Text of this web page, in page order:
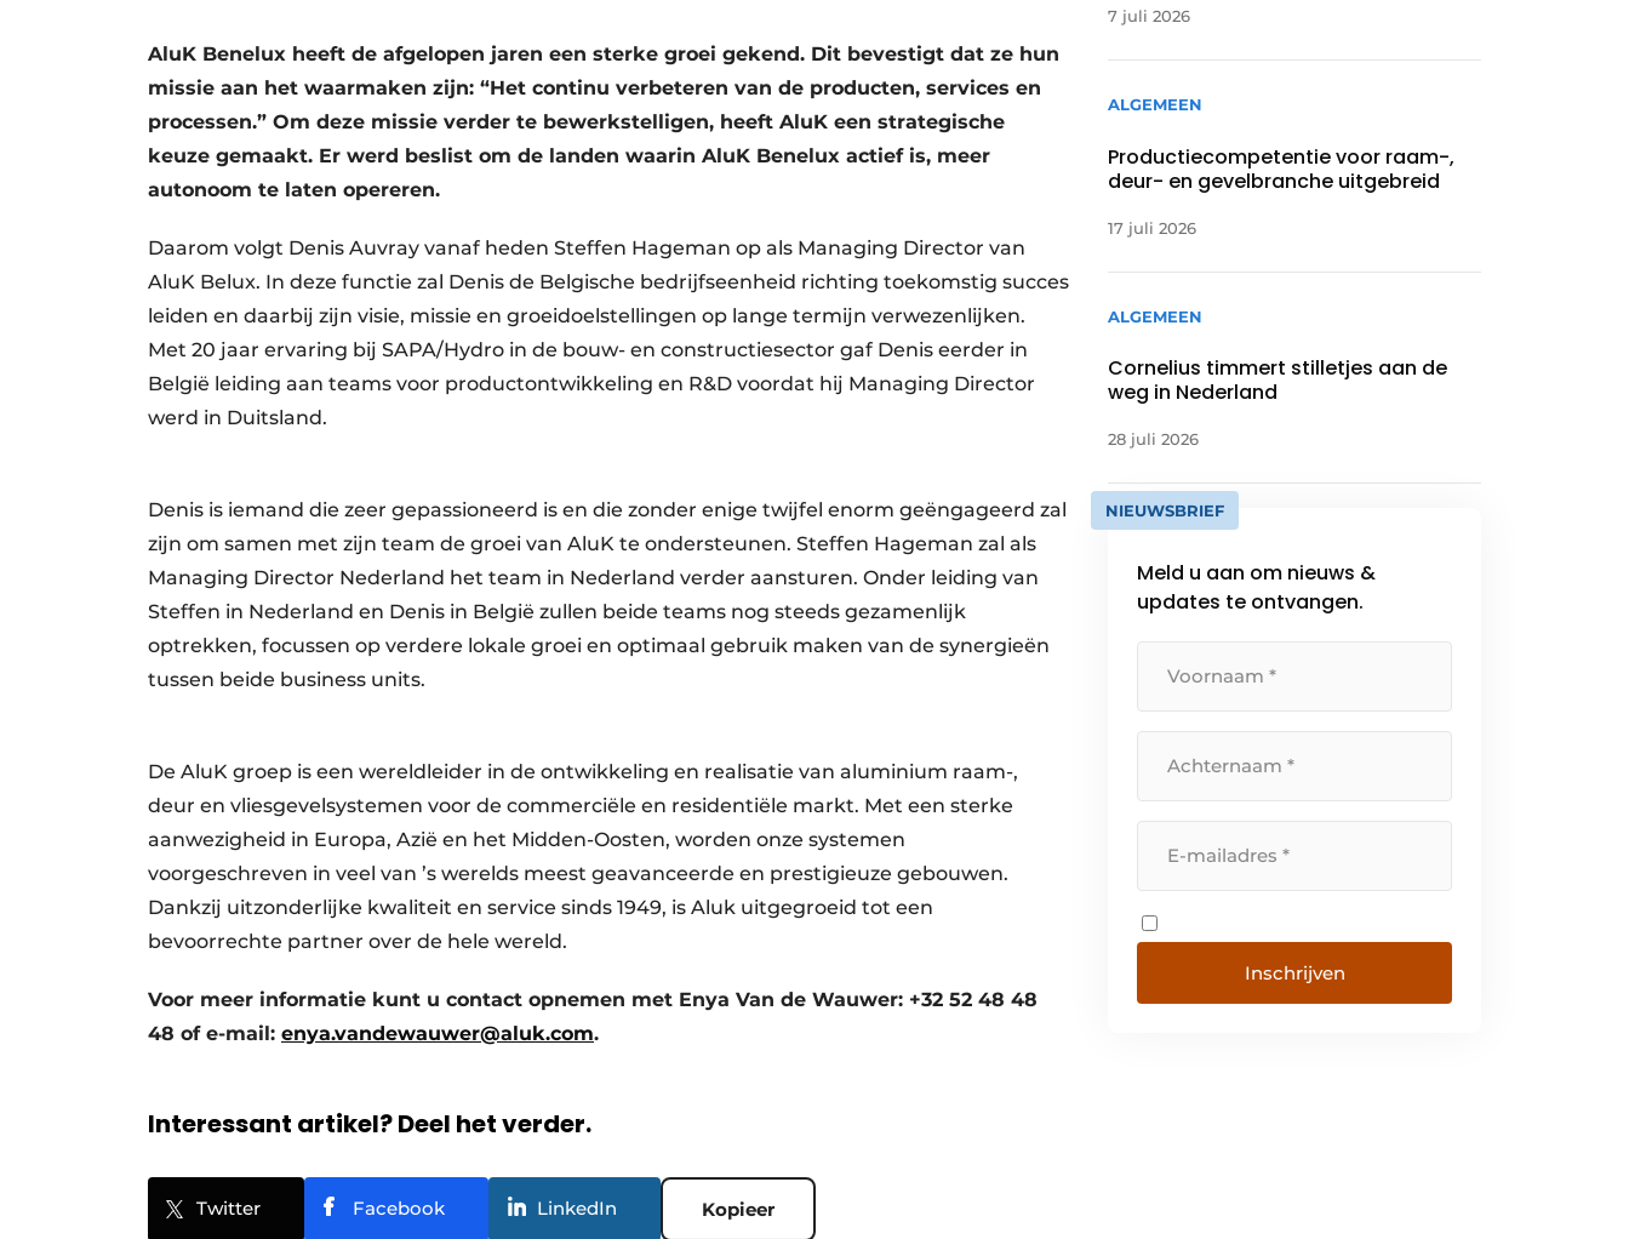
Vacature aanmelden
Vacatures
Video’s
AluK Benelux heeft de afgelopen jaren een sterke groei gekend. Dit bevestigt dat ze hun
missie aan het waarmaken zijn: “Het continu verbeteren van de producten, services en
processen.” Om deze missie verder te bewerkstelligen, heeft AluK een strategische
keuze gemaakt. Er werd beslist om de landen waarin AluK Benelux actief is, meer
autonoom te laten opereren.
Daarom volgt Denis Auvray vanaf heden Steffen Hageman op als Managing Director van
AluK Belux. In deze functie zal Denis de Belgische bedrĳfseenheid richting toekomstig succes
leiden en daarbij zijn visie, missie en groeidoelstellingen op lange termijn verwezenlijken.
Met 20 jaar ervaring bij SAPA/Hydro in de bouw- en constructiesector gaf Denis eerder in
België leiding aan teams voor productontwikkeling en R&D voordat hij Managing Director
werd in Duitsland.
Denis is iemand die zeer gepassioneerd is en die zonder enige twijfel enorm geëngageerd zal
zijn om samen met zijn team de groei van AluK te ondersteunen. Steffen Hageman zal als
Managing Director Nederland het team in Nederland verder aansturen. Onder leiding van
Steffen in Nederland en Denis in België zullen beide teams nog steeds gezamenlijk
optrekken, focussen op verdere lokale groei en optimaal gebruik maken van de synergieën
tussen beide business units.
De AluK groep is een wereldleider in de ontwikkeling en realisatie van aluminium raam-,
deur en vliesgevelsystemen voor de commerciële en residentiële markt. Met een sterke
aanwezigheid in Europa, Azië en het Midden-Oosten, worden onze systemen
voorgeschreven in veel van ’s werelds meest geavanceerde en prestigieuze gebouwen.
Dankzij uitzonderlijke kwaliteit en service sinds 1949, is Aluk uitgegroeid tot een
bevoorrechte partner over de hele wereld.
Voor meer informatie kunt u contact opnemen met Enya Van de Wauwer: +32 52 48 48
48 of e-mail: enya.vandewauwer@aluk.com.
Interessant artikel? Deel het verder.
Twitter Facebook LinkedIn Kopieer
7 juli 2026
ALGEMEEN
Productiecompetentie voor raam-,
deur- en gevelbranche uitgebreid
17 juli 2026
ALGEMEEN
Cornelius timmert stilletjes aan de
weg in Nederland
28 juli 2026
NIEUWSBRIEF
Meld u aan om nieuws &
updates te ontvangen.
Inschrijven